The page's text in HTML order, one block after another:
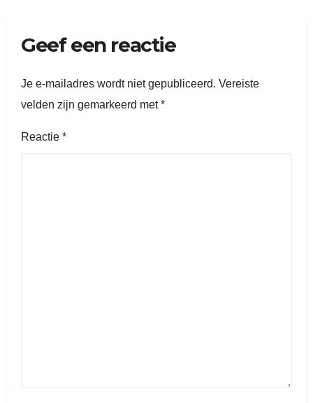
Geef een reactie
Je e-mailadres wordt niet gepubliceerd. Vereiste
velden zijn gemarkeerd met*
Reactie *